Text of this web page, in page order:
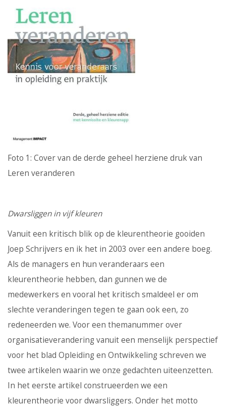
Foto 1: Cover van de derde geheel herziene druk van
Leren veranderen
Dwarsliggen in vijf kleuren
Vanuit een kritisch blik op de kleurentheorie gooiden
Joep Schrijvers en ik het in 2003 over een andere boeg.
Als de managers en hun veranderaars een
kleurentheorie hebben, dan gunnen we de
medewerkers en vooral het kritisch smaldeel er om
slechte veranderingen tegen te gaan ook een, zo
redeneerden we. Voor een themanummer over
organisatieverandering vanuit een menselijk perspectief
voor het blad Opleiding en Ontwikkeling schreven we
twee artikelen waarin we onze gedachten uiteenzetten.
In het eerste artikel construeerden we een
kleurentheorie voor dwarsliggers. Onder het motto